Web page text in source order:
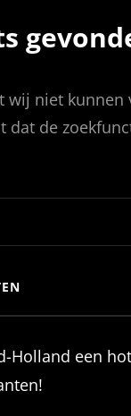
wij niet kunnen
dat de
Holland een